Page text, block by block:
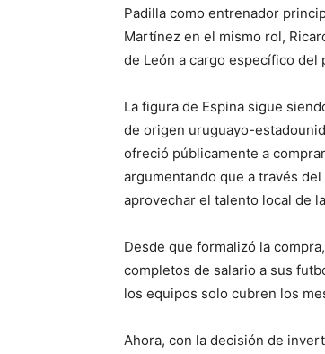
Padilla como entrenador
Martínez en el mismo rol,
de León a cargo específico del
La figura de Espina sigue
de origen uruguayo-
ofreció públicamente a
argumentando que a través
aprovechar el talento local de
Desde que formalizó la
completos de salario a sus
los equipos solo cubren los
Ahora, con la decisión de